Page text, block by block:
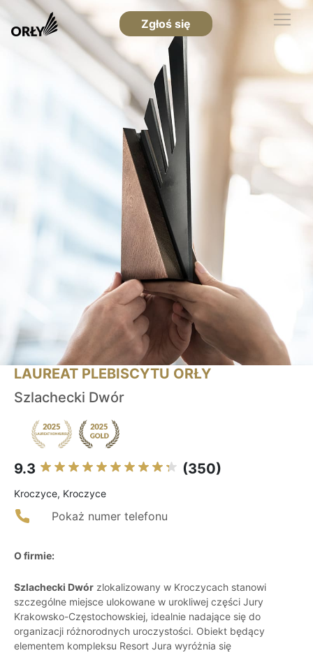
Zgłoś się
LAUREAT PLEBISCYTU ORŁY
Szlachecki Dwór
9.3 (350)
Kroczyce, Kroczyce
Pokaż numer telefonu
O firmie:
Szlachecki Dwór zlokalizowany w Kroczycach stanowi
szczególne miejsce ulokowane w urokliwej części Jury
Krakowsko-Częstochowskiej, idealnie nadające się do
organizacji różnorodnych uroczystości. Obiekt będący
elementem kompleksu Resort Jura wyróżnia się